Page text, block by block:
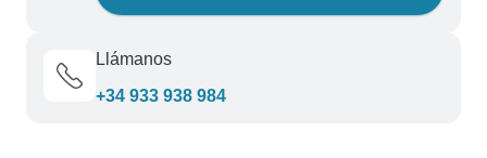
Llámanos
+34 933 938 984